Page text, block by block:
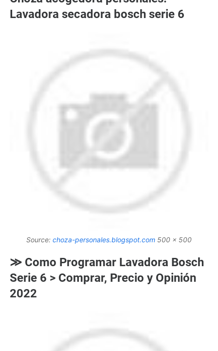
Lavadora secadora bosch serie 6
Source: choza-personales.blogspot.com 500 x 500
≫ Como Programar Lavadora Bosch
Serie 6 > Comprar, Precio y Opinión
2022